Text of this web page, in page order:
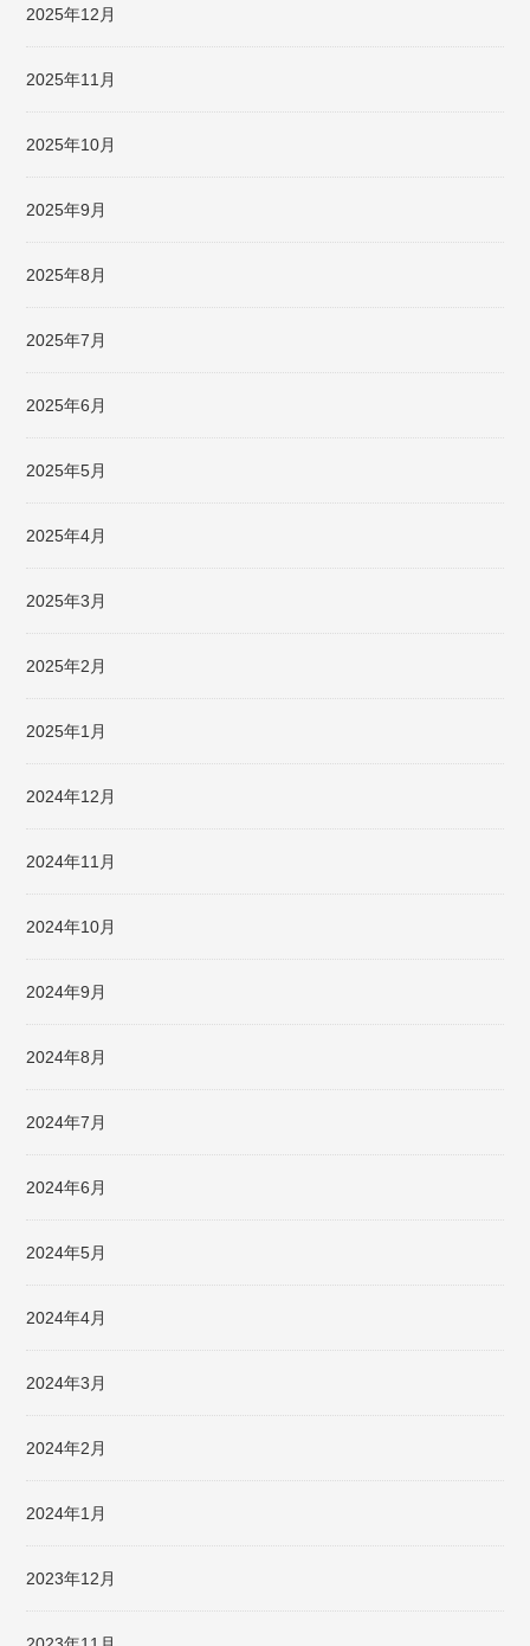
2025年12月
2025年11月
2025年10月
2025年9月
2025年8月
2025年7月
2025年6月
2025年5月
2025年4月
2025年3月
2025年2月
2025年1月
2024年12月
2024年11月
2024年10月
2024年9月
2024年8月
2024年7月
2024年6月
2024年5月
2024年4月
2024年3月
2024年2月
2024年1月
2023年12月